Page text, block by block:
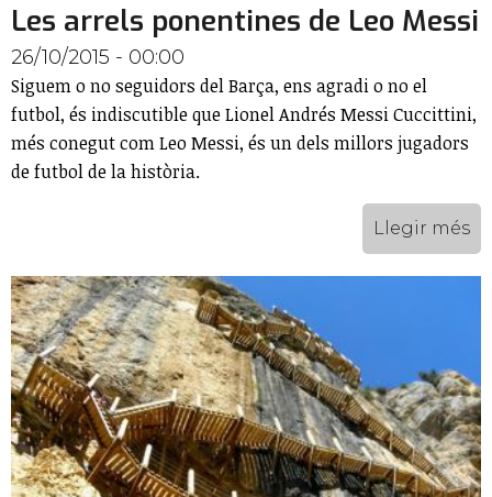
Les arrels ponentines de Leo Messi
26/10/2015 - 00:00
Siguem o no seguidors del Barça, ens agradi o no el
futbol, és indiscutible que Lionel Andrés Messi Cuccittini,
més conegut com Leo Messi, és un dels millors jugadors
de futbol de la història.
Llegir més